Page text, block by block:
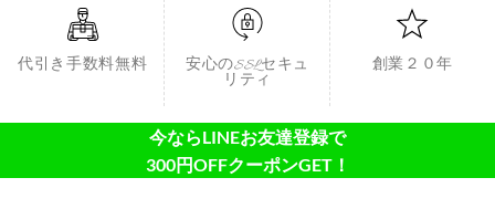
代引き手数料無料
安心のSSLセキュ
リティ
創業２０年
今ならLINEお友達登録で
300円OFFクーポンGET！